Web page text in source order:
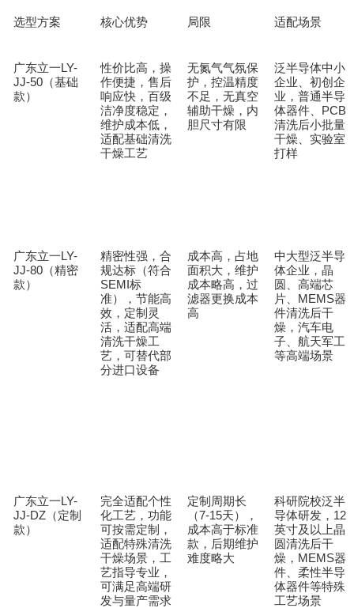
选型方案 核心优势 局限 适配场景
广东立一LY-
JJ-50（基础
款）
性价比高，操
作便捷，售后
响应快，百级
洁净度稳定，
维护成本低，
适配基础清洗
干燥工艺
无氮气气氛保
护，控温精度
不足，无真空
辅助干燥，内
胆尺寸有限
泛半导体中小
企业、初创企
业，普通半导
体器件、 PCB
清洗后小批量
干燥、实验室
打样
广东立一LY-
JJ-80（精密
款）
精密性强，合
规达标（符合
SEMI标
准），节能高
效，定制灵
活，适配高端
清洗干燥工
艺，可替代部
分进口设备
成本高，占地
面积大，维护
成本略高，过
滤器更换成本
高
中大型泛半导
体企业，晶
圆、高端芯
片、 MEMS器
件清洗后干
燥，汽车电
子、航天军工
等高端场景
广东立一LY-
JJ-DZ（定制
款）
完全适配个性
化工艺，功能
可按需定制，
适配特殊清洗
干燥场景，工
艺指导专业，
可满足高端研
发与量产需求
定制周期长
（7-15天），
成本高于标准
款，后期维护
难度略大
科研院校泛半
导体研发， 12
英寸及以上晶
圆清洗后干
燥， MEMS器
件、柔性半导
体器件等特殊
工艺场景